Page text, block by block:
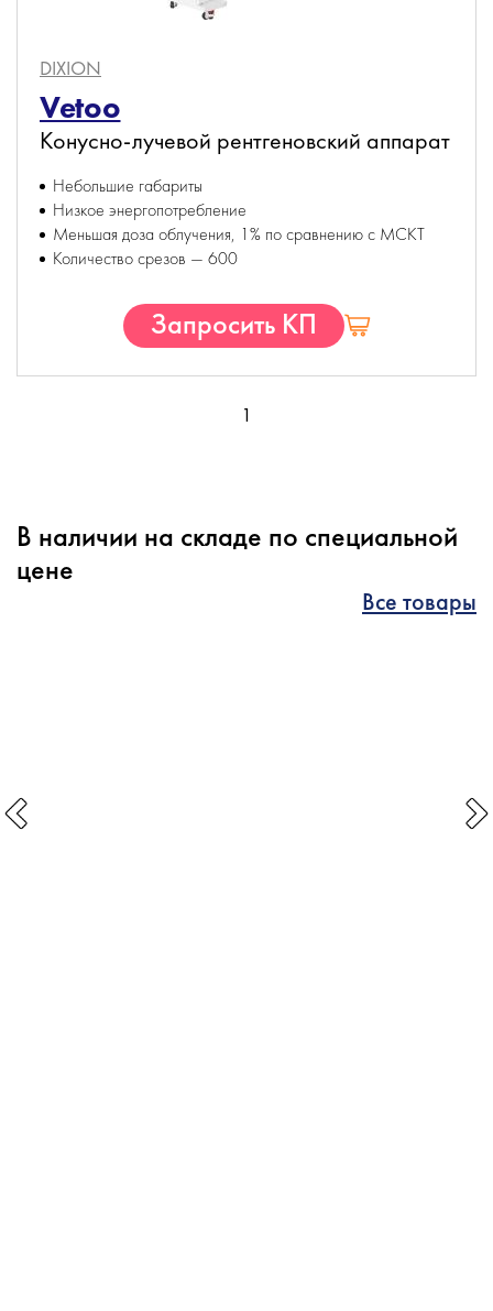
DIXION
Vetoo
Конусно-лучевой рентгеновский аппарат
Небольшие габариты
Низкое энергопотребление
Меньшая доза облучения, 1% по сравнению с МСКТ
Количество срезов — 600
Запросить КП
1
В наличии на складе по специальной
цене
Все товары